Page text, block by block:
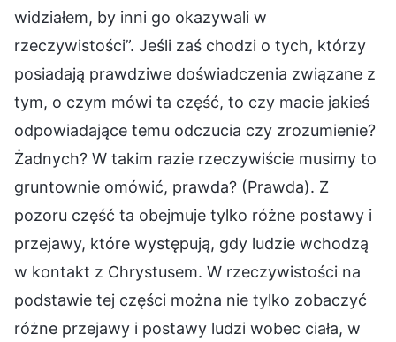
widziałem, by inni go okazywali w
rzeczywistości”. Jeśli zaś chodzi o tych, którzy
posiadają prawdziwe doświadczenia związane z
tym, o czym mówi ta część, to czy macie jakieś
odpowiadające temu odczucia czy zrozumienie?
Żadnych? W takim razie rzeczywiście musimy to
gruntownie omówić, prawda? (Prawda). Z
pozoru część ta obejmuje tylko różne postawy i
przejawy, które występują, gdy ludzie wchodzą
w kontakt z Chrystusem. W rzeczywistości na
podstawie tej części można nie tylko zobaczyć
różne przejawy i postawy ludzi wobec ciała, w